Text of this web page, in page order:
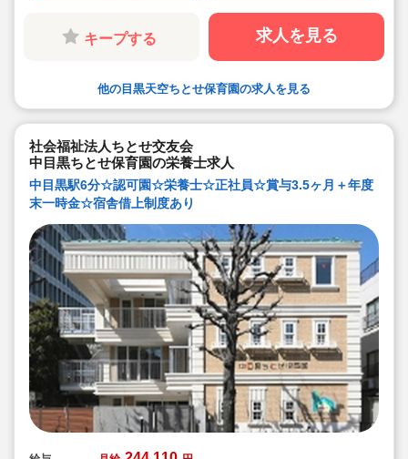
◇職員配置も多く、お休みが取りやすいです
◇宿舎借り上げ制度利用可◎(家族同居OK）
◇積立金・退職共済など、将来の備えも万全
事にした保育を実践しています。
◇家庭や地域にもひらけた、第ニの「home」を目指し
て、明るく親しみのある園運営を心がけている法人で
キープする 求人を見る
他の目黒天空ちとせ保育園の求人を見る
社会福祉法人ちとせ交友会
中目黒ちとせ保育園の栄養士求人
中目黒駅6分☆認可園☆栄養士☆正社員☆賞与3.5ヶ月＋年度
末一時金☆宿舎借上制度あり